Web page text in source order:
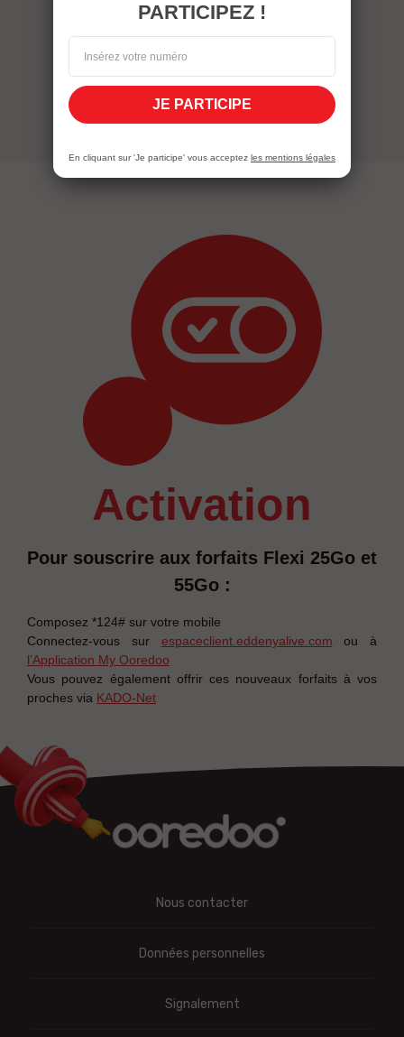
activation
Pour souscrire aux forfaits Flexi 25Go et
55Go :
Composez *124# sur votre mobile
Connectez-vous sur espaceclient.eddenyalive.com ou à
l’Application My Ooredoo
Vous pouvez également offrir ces nouveaux forfaits à vos
proches via KADO-Net
Nous contacter
Données personnelles
Signalement
PARTICIPEZ !
JE PARTICIPE
En cliquant sur 'Je participe' vous acceptez les mentions légales